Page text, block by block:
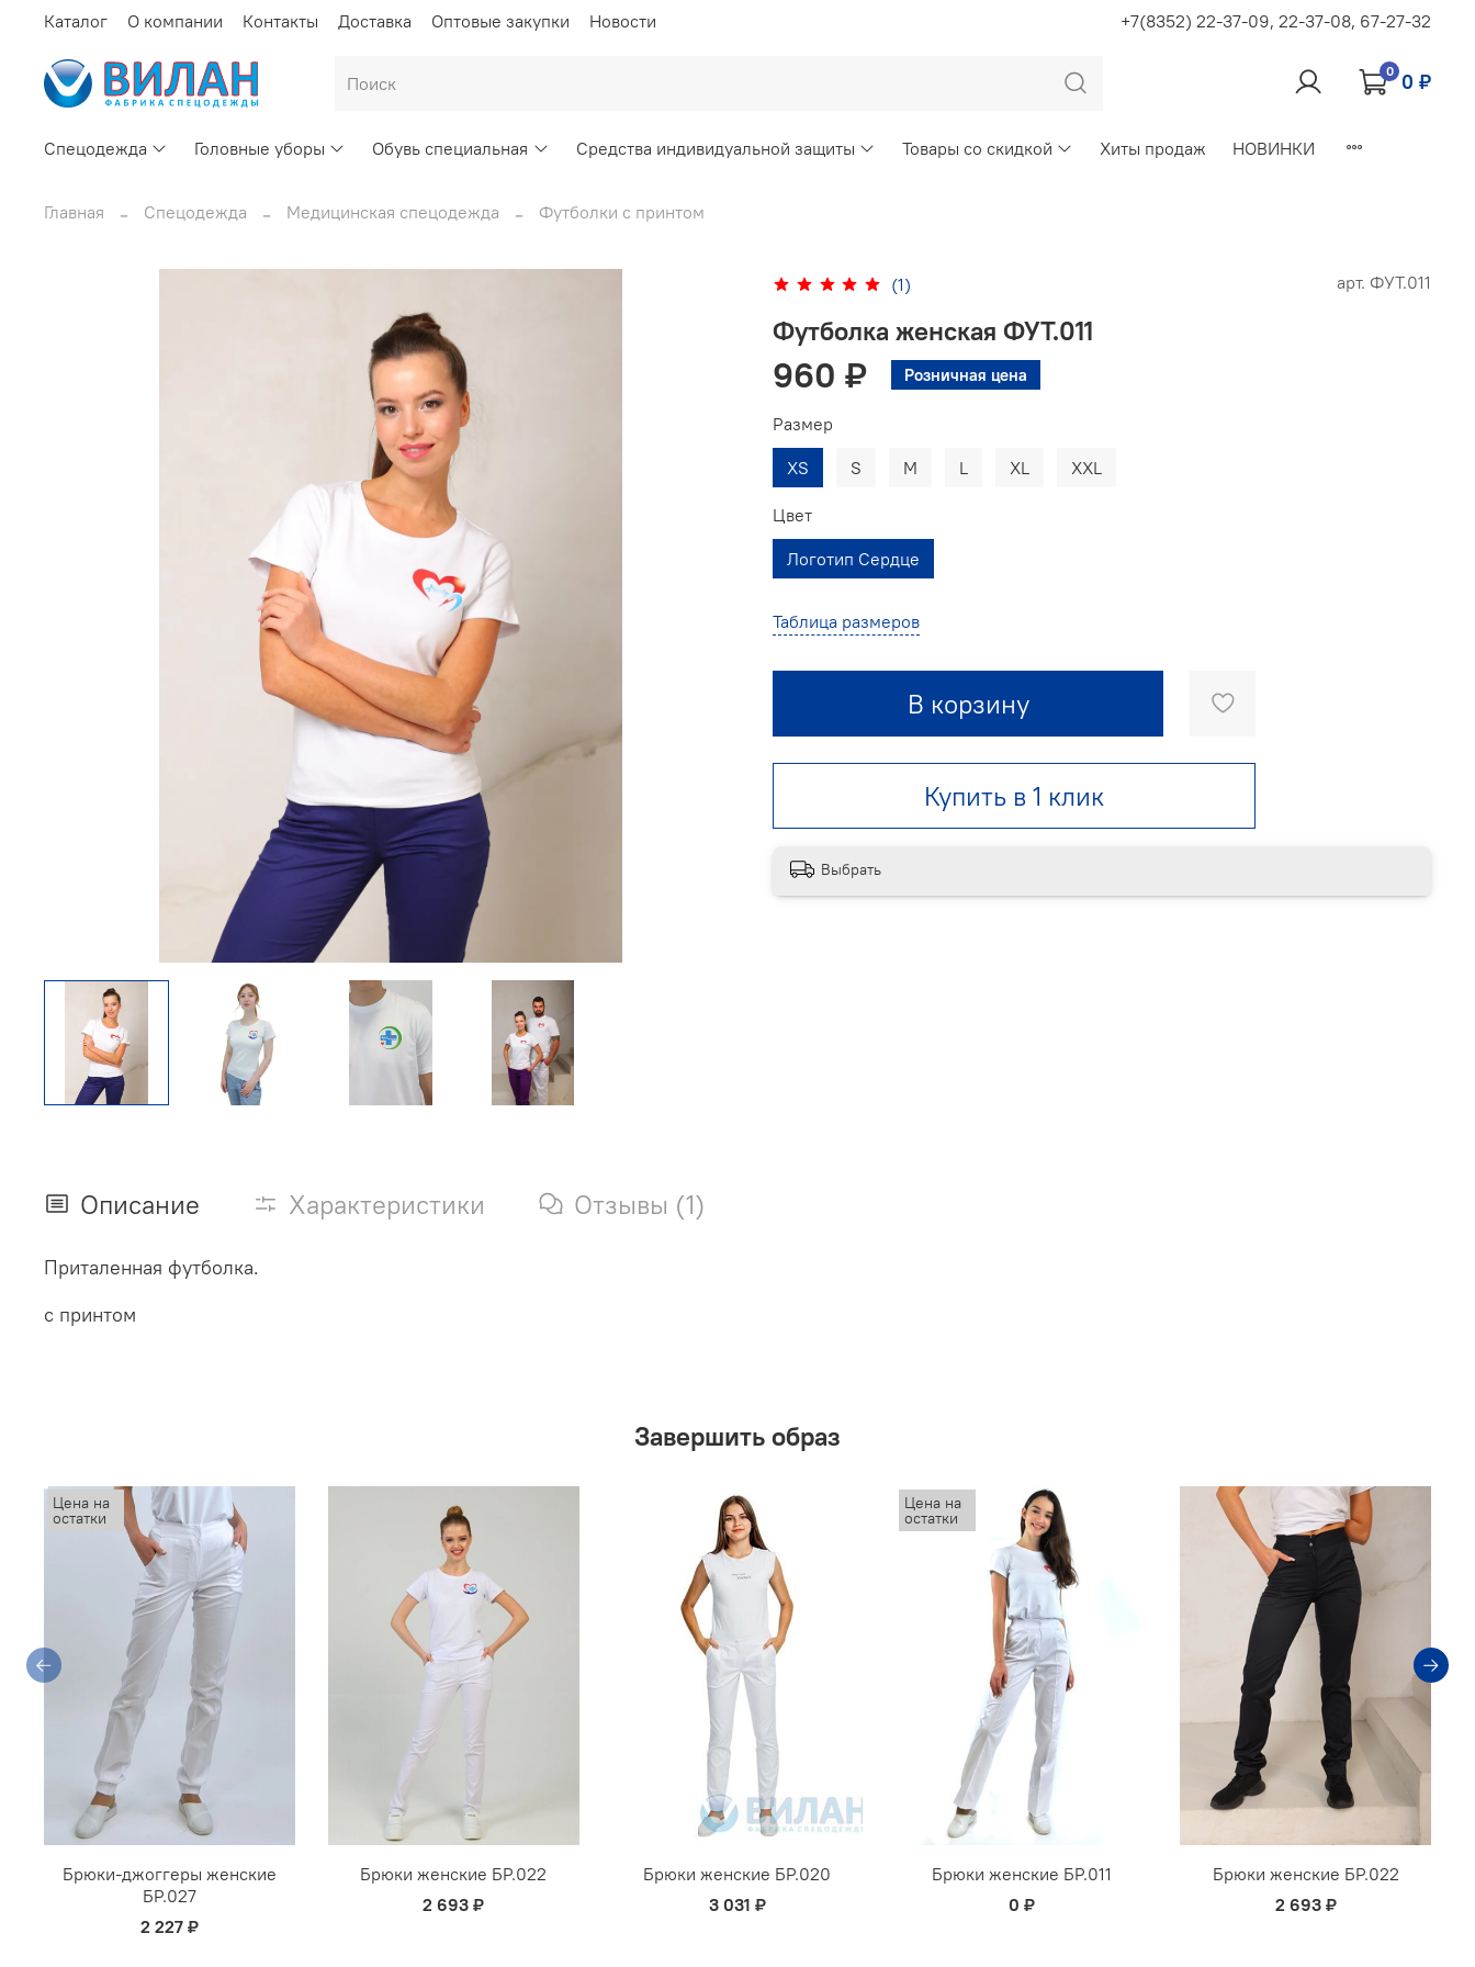
Каталог О компании Контакты Доставка Оптовые закупки Новости +7(8352) 22-37-09, 22-37-08, 67-27-32
0 0 ₽
Спецодежда Головные уборы Обувь специальная Средства индивидуальной защиты Товары со скидкой Хиты продаж НОВИНКИ
Главная Спецодежда Медицинская спецодежда Футболки с принтом
(1) арт. ФУТ.011
Футболка женская ФУТ.011
960 ₽ Розничная цена
Таблица размеров
В корзину
Купить в 1 клик
Размер
XS
S M L XL XXL
Цвет
Логотип Сердце
Выбрать
Описание Характеристики Отзывы (1)
Приталенная футболка.
с принтом
Завершить образ
Цена на
остатки
Брюки-джоггеры женские
БР.027
2 227 ₽
Брюки женские БР.022
2 693 ₽
Брюки женские БР.020
3 031 ₽
Цена на
остатки
Брюки женские БР.011
0 ₽
Брюки женские БР.022
2 693 ₽